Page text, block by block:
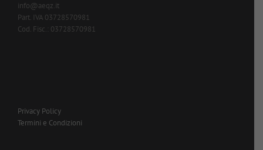
info@aeqz.it
Part. IVA 03728570981
Cod. Fisc.: 03728570981
Privacy Policy
Termini e Condizioni